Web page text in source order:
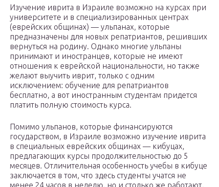
Изучение иврита в Израиле возможно на курсах при
университете и в специализированных центрах
(еврейских общинах) — ульпанах, которые
предназначены для новых репатриантов, решивших
вернуться на родину. Однако многие ульпаны
принимают и иностранцев, которые не имеют
отношения к еврейской национальности, но также
желают выучить иврит, только с одним
исключением: обучение для репатриантов
бесплатно, а вот иностранным студентам придется
платить полную стоимость курса.
Помимо ульпанов, которые финансируются
государством, в Израиле возможно изучение иврита
в специальных еврейских общинах — кибуцах,
предлагающих курсы продолжительностью до 5
месяцев. Отличительная особенность учебы в кибуце
заключается в том, что здесь студенты учатся не
менее 24 часов в неделю, но и столько же работают,